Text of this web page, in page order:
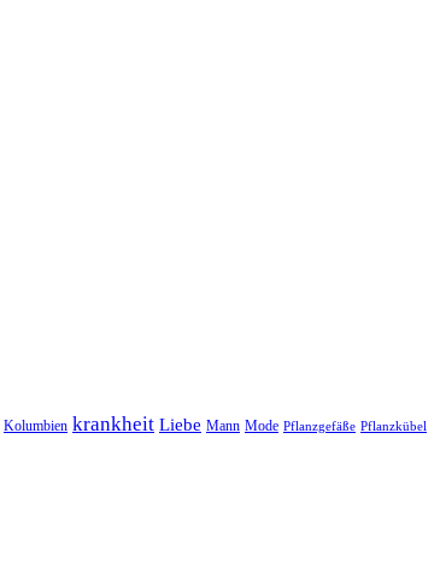
Kolumbien krankheit Liebe Mann Mode Pflanzgefäße Pflanzkübel